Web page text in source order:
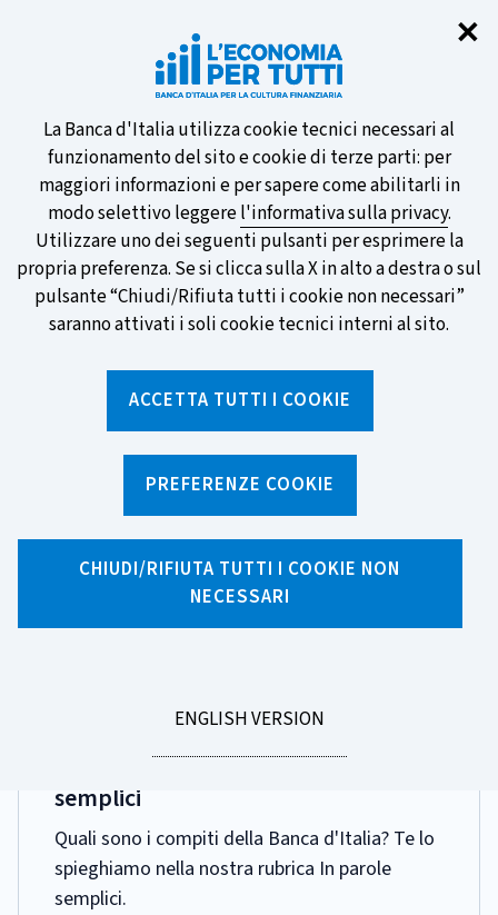
✕
Informativa
sui
cookie
La Banca d'Italia utilizza cookie tecnici necessari al
funzionamento del sito e cookie di terze parti: per
maggiori informazioni e per sapere come abilitarli in
modo selettivo leggerel'informativa sulla privacy.
Utilizzare uno dei seguenti pulsanti per esprimere la
propria preferenza. Se si clicca sulla X in alto a destra o sul
pulsante “Chiudi/Rifiuta tutti i cookie non necessari”
saranno attivati i soli cookie tecnici interni al sito.
ACCETTA TUTTI I COOKIE
PREFERENZE COOKIE
CHIUDI/RIFIUTA TUTTI I COOKIE NON
NECESSARI
GO
ENGLISH VERSION
Partecipa al sondaggio della BCE
sulle nuove banconote e vota la tua
preferita!
SCOPRI DI PIÙ
Ricerca per tag
7 risultati di ricerca per tag "Banche Centrali"
PUBBLICAZIONE:
30 GIUGNO 2026
Cosa fa la Banca d'Italia, in parole
semplici
Quali sono i compiti della Banca d'Italia? Te lo
spieghiamo nella nostra rubrica In parole
semplici.